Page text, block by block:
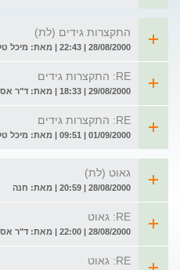
התקצרות גידים (לת)
28/08/2000 | 22:43 | מאת: מיכל טל
RE: התקצרות גידים
29/08/2000 | 18:33 | מאת: ד"ר אסא לב-אל
RE: התקצרות גידים
01/09/2000 | 09:51 | מאת: מיכל טל
גאוט (לת)
28/08/2000 | 20:59 | מאת: חנה
RE: גאוט
28/08/2000 | 22:00 | מאת: ד"ר אסא לב-אל
RE: גאוט